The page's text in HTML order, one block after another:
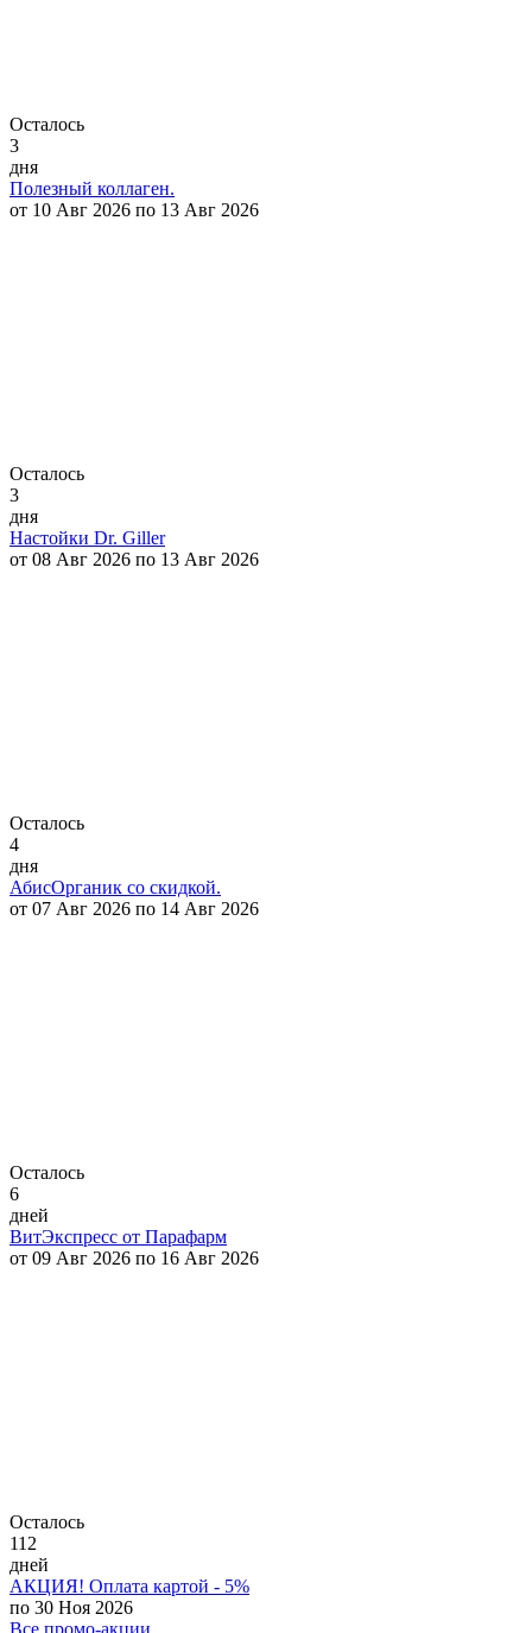
Осталось
3
дня
Полезный коллаген.
от 10 Авг 2026 по 13 Авг 2026
Осталось
3
дня
Настойки Dr. Giller
от 08 Авг 2026 по 13 Авг 2026
Осталось
4
дня
АбисОрганик со скидкой.
от 07 Авг 2026 по 14 Авг 2026
Осталось
6
дней
ВитЭкспресс от Парафарм
от 09 Авг 2026 по 16 Авг 2026
Осталось
112
дней
АКЦИЯ! Оплата картой - 5%
по 30 Ноя 2026
Все промо-акции